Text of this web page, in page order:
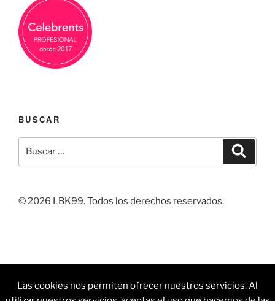
BUSCAR
Buscar
por:
© 2026 LBK99. Todos los derechos reservados.
electrónico
Las cookies nos permiten ofrecer nuestros servicios. Al